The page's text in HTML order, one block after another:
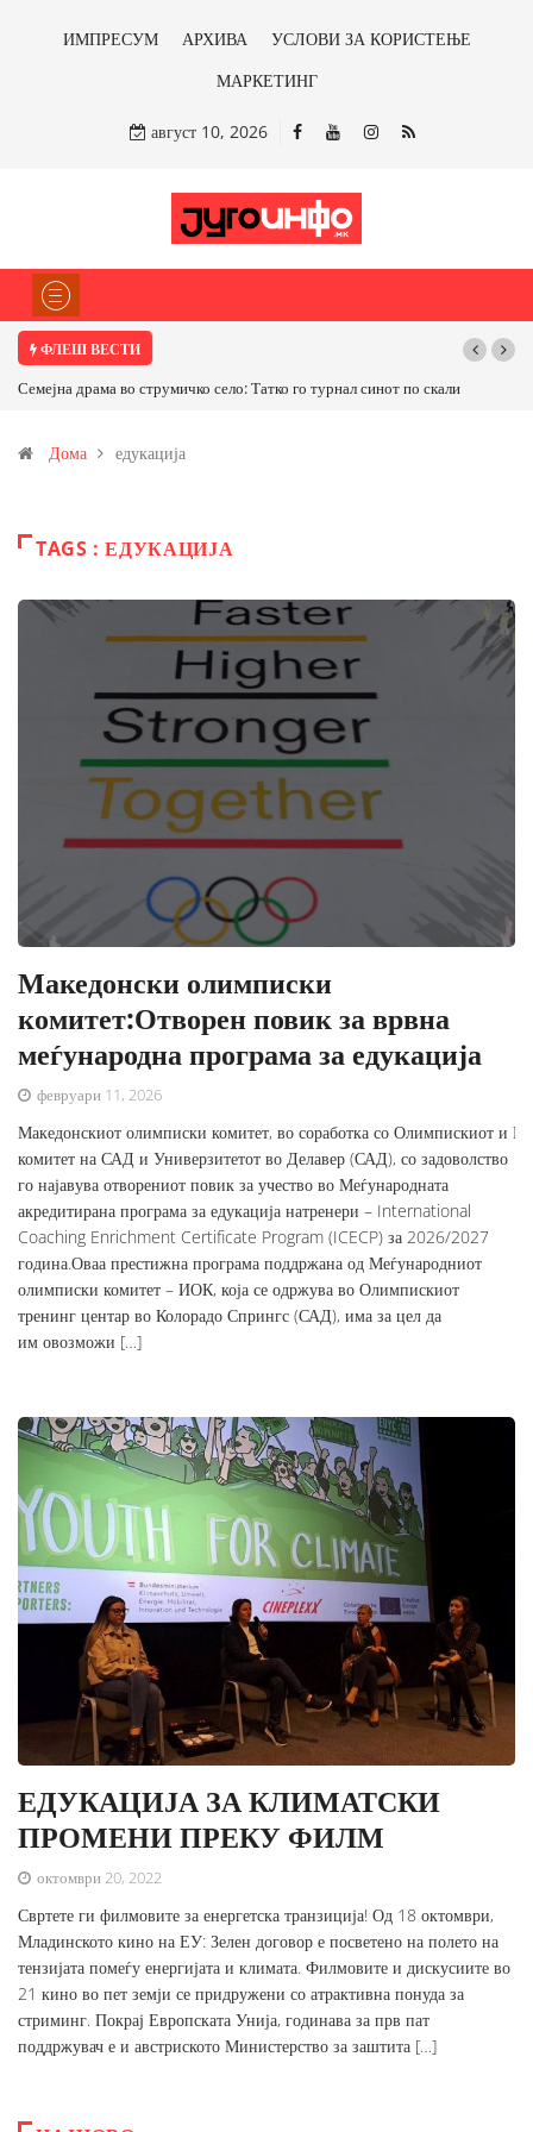
ИМПРЕСУМ АРХИВА
УСЛОВИ ЗА КОРИСТЕЊЕ
МАРКЕТИНГ
август 10, 2026
ФЛЕШ ВЕСТИ
село: Татко го турнал синот по скалиТРАМП НАРЕДИ ВОЈСКАТА ДА
Дома едукација
TAGS : ЕДУКАЦИЈА
Македонски олимписки
комитет:Отворен повик за врвна
меѓународна програма за едукација
февруари 11, 2026
Македонскиот олимписки комитет, во соработка со Олимпискиот и
комитет на САД и Универзитетот во Делавер (САД), со задоволство
го најавува отворениот повик за учество во Меѓународната
акредитирана програма за едукација натренери – International
Coaching Enrichment Certificate Program (ICECP) за 2026/2027
година.Оваа престижна програма поддржана од Меѓународниот
олимписки комитет – ИОК, која се одржува во Олимпискиот
тренинг центар во Колорадо Спрингс (САД), има за цел да
им овозможи […]
ЕДУКАЦИЈА ЗА КЛИМАТСКИ
ПРОМЕНИ ПРЕКУ ФИЛМ
октомври 20, 2022
Свртете ги филмовите за енергетска транзиција! Од 18 октомври,
Младинското кино на ЕУ: Зелен договор е посветено на полето на
тензијата помеѓу енергијата и климата. Филмовите и дискусиите во
21 кино во пет земји се придружени со атрактивна понуда за
стриминг. Покрај Европската Унија, годинава за прв пат
поддржувач е и австриското Министерство за заштита […]